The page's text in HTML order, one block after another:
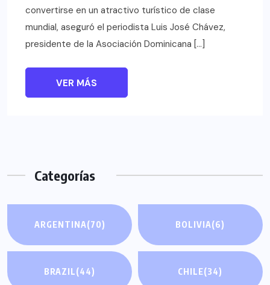
convertirse en un atractivo turístico de clase
mundial, aseguró el periodista Luis José Chávez,
presidente de la Asociación Dominicana […]
VER MÁS
Categorías
ARGENTINA(70) BOLIVIA(6)
BRAZIL(44) CHILE(34)